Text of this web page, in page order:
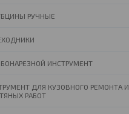
РУЧНЫЕ
ИНСТРУМЕНТ
ДЛЯ КУЗОВНОГО РЕМОНТА И
РАБОТ